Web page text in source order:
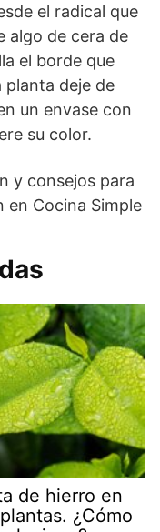
el radical que
algo de cera de
el borde que
planta deje de
un envase con
su color.
y consejos para
Cocina Simple
de hierro en
¿Cómo